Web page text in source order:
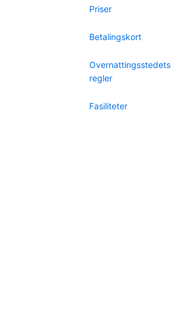
Priser
Betalingskort
Overnattingsstedets
regler
Fasiliteter